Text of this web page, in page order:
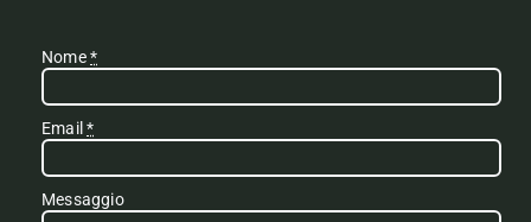
Nome*
Email*
Messaggio